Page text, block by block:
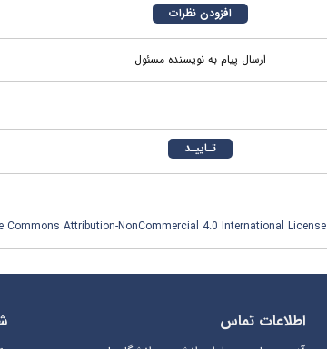
ارسال پیام به نویسنده مسئول
Commons Attribution-NonCommercial 4.0 International License
اطلاعات تماس